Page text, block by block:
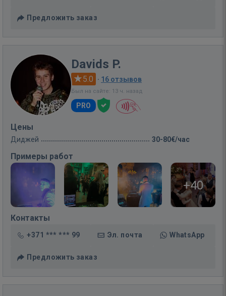
Предложить заказ
Davids P.
5.0 · 16 отзывов
Был на сайте: 13 ч. назад
PRO
Цены
Диджей 30-80€/час
Примеры работ
+40
Контакты
+371 *** *** 99 Эл. почта WhatsApp
Предложить заказ